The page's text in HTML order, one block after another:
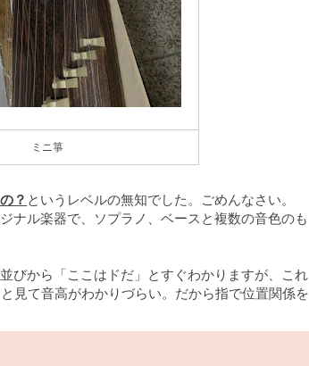
ミニ箏
？ というレベルの無知でした。ごめんなさい。
ナル楽器で、ソプラノ、ベースと複数の音色のも
びから「ここはドだ」とすぐわかりますが、これ
見て音高がわかりづらい。だから指で位置関係を